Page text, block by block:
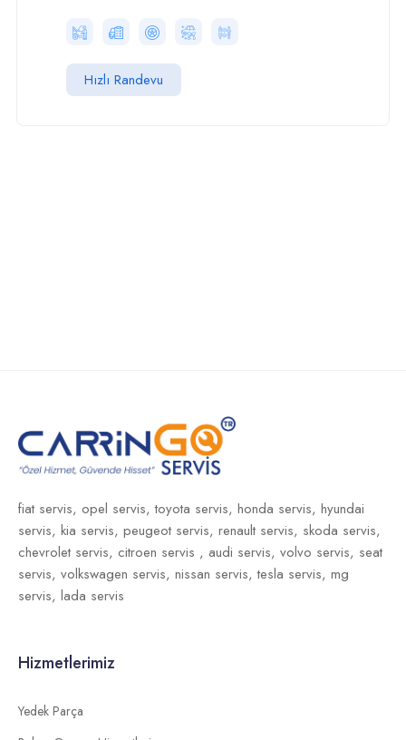
Hızlı Randevu
fiat servis, opel servis,toyota servis, honda servis, hyundai
servis, kia servis, peugeot servis, renault servis, skoda servis,
chevrolet servis, citroen servis , audi servis, volvo servis, seat
servis, volkswagen servis, nissan servis,tesla servis, mg
servis, lada servis
Hizmetlerimiz
Yedek Parça